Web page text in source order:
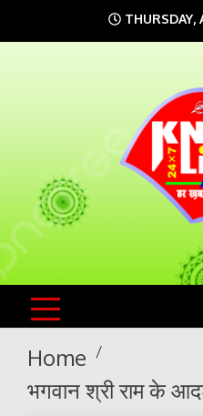
to
THURSDAY,
KNLS LIVE
India`s No.1 News
Home
भगवान श्री राम के